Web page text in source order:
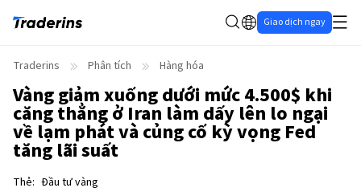
Giao dịch ngay
Traderins Phân tích Hàng hóa
Vàng giảm xuống dưới mức 4.500$ khi
căng thẳng ở Iran làm dấy lên lo ngại
về lạm phát và củng cố kỳ vọng Fed
tăng lãi suất
Thẻ: Đầu tư vàng